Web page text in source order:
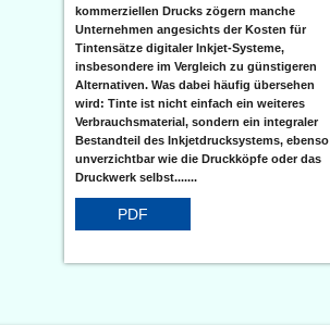
kommerziellen Drucks zögern manche
Unternehmen angesichts der Kosten für
Tintensätze digitaler Inkjet-Systeme,
insbesondere im Vergleich zu günstigeren
Alternativen. Was dabei häufig übersehen
wird: Tinte ist nicht einfach ein weiteres
Verbrauchsmaterial, sondern ein integraler
Bestandteil des Inkjetdrucksystems, ebenso
unverzichtbar wie die Druckköpfe oder das
Druckwerk selbst.......
PDF